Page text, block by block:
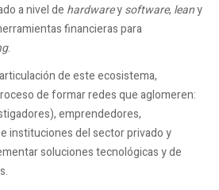
a nivel de hardwareysoftware, leany
financieras para
.
de este ecosistema,
de formar redes que aglomeren:
emprendedores,
instituciones del sector privado y
soluciones tecnológicas y de